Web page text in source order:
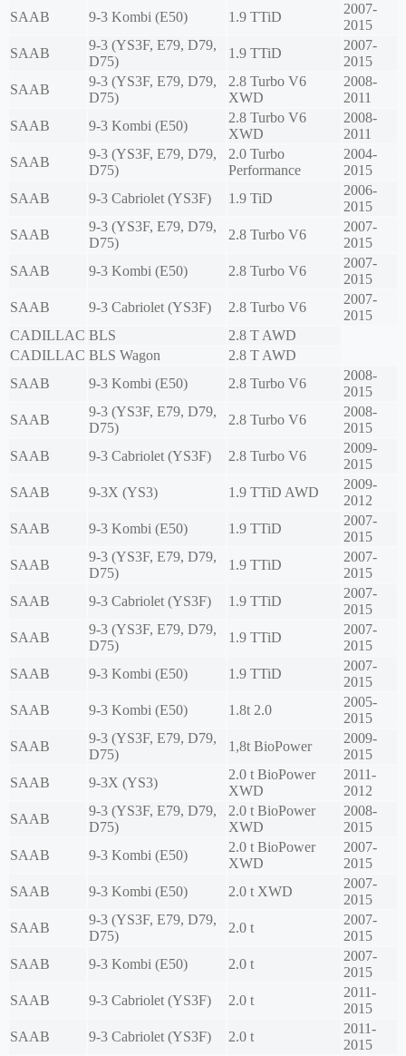
SAAB
9-3 Kombi (E50) 1.9 TTiD
2007-
2015
SAAB
9-3 (YS3F, E79, D79,
D75)
1.9 TTiD
2007-
2015
SAAB
9-3 (YS3F, E79, D79,
D75)
2.8 Turbo V6
XWD
2008-
2011
SAAB
9-3 Kombi (E50)
2.8 Turbo V6
XWD
2008-
2011
SAAB
9-3 (YS3F, E79, D79,
D75)
2.0 Turbo
Performance
2004-
2015
SAAB
9-3 Cabriolet (YS3F) 1.9 TiD
2006-
2015
SAAB
9-3 (YS3F, E79, D79,
D75)
2.8 Turbo V6
2007-
2015
SAAB
9-3 Kombi (E50) 2.8 Turbo V6
2007-
2015
SAAB
9-3 Cabriolet (YS3F) 2.8 Turbo V6
2007-
2015
CADILLAC BLS
2.8 T AWD
CADILLAC BLS Wagon
2.8 T AWD
SAAB
9-3 Kombi (E50) 2.8 Turbo V6
2008-
2015
SAAB
9-3 (YS3F, E79, D79,
D75)
2.8 Turbo V6
2008-
2015
SAAB
9-3 Cabriolet (YS3F) 2.8 Turbo V6
2009-
2015
SAAB
9-3X (YS3) 1.9 TTiD AWD
2009-
2012
SAAB
9-3 Kombi (E50) 1.9 TTiD
2007-
2015
SAAB
9-3 (YS3F, E79, D79,
D75)
1.9 TTiD
2007-
2015
SAAB
9-3 Cabriolet (YS3F) 1.9 TTiD
2007-
2015
SAAB
9-3 (YS3F, E79, D79,
D75)
1.9 TTiD
2007-
2015
SAAB
9-3 Kombi (E50) 1.9 TTiD
2007-
2015
SAAB
9-3 Kombi (E50) 1.8t 2.0
2005-
2015
SAAB
9-3 (YS3F, E79, D79,
D75)
1,8t BioPower
2009-
2015
SAAB
9-3X (YS3)
2.0 t BioPower
XWD
2011-
2012
SAAB
9-3 (YS3F, E79, D79,
D75)
2.0 t BioPower
XWD
2008-
2015
SAAB
9-3 Kombi (E50)
2.0 t BioPower
XWD
2007-
2015
SAAB
9-3 Kombi (E50) 2.0 t XWD
2007-
2015
SAAB
9-3 (YS3F, E79, D79,
D75)
2.0 t
2007-
2015
SAAB
9-3 Kombi (E50) 2.0 t
2007-
2015
SAAB
9-3 Cabriolet (YS3F) 2.0 t
2011-
2015
SAAB
9-3 Cabriolet (YS3F) 2.0 t
2011-
2015